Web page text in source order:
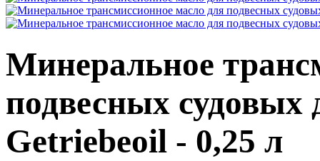
Минеральное
подвесных судовых
Getriebeoil - 0,25 л